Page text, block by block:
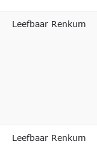
Leefbaar Renkum
Leefbaar Renkum